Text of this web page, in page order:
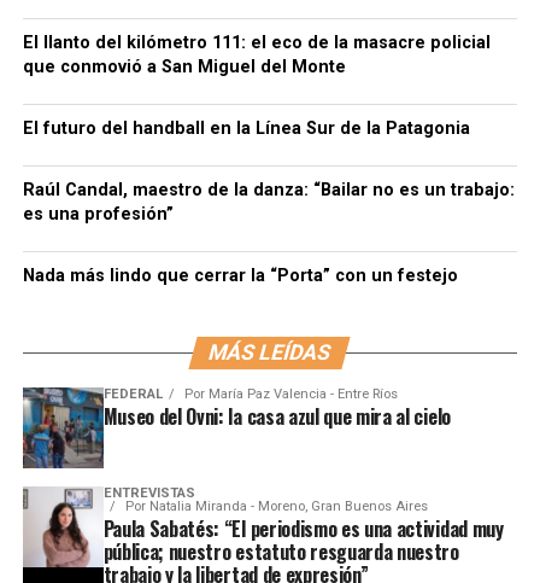
El llanto del kilómetro 111: el eco de la masacre policial
que conmovió a San Miguel del Monte
El futuro del handball en la Línea Sur de la Patagonia
Raúl Candal, maestro de la danza: “Bailar no es un trabajo:
es una profesión”
Nada más lindo que cerrar la “Porta” con un festejo
MÁS LEÍDAS
FEDERAL Por María Paz Valencia - Entre Ríos
Museo del Ovni: la casa azul que mira al cielo
ENTREVISTAS
Por Natalia Miranda - Moreno, Gran Buenos Aires
Paula Sabatés: “El periodismo es una actividad muy
pública; nuestro estatuto resguarda nuestro
trabajo y la libertad de expresión”